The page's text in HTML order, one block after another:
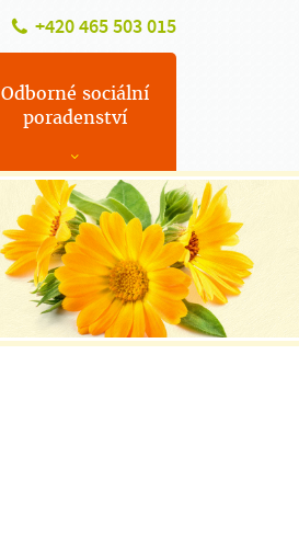
+420 465 503 015
Odborné sociální
poradenství